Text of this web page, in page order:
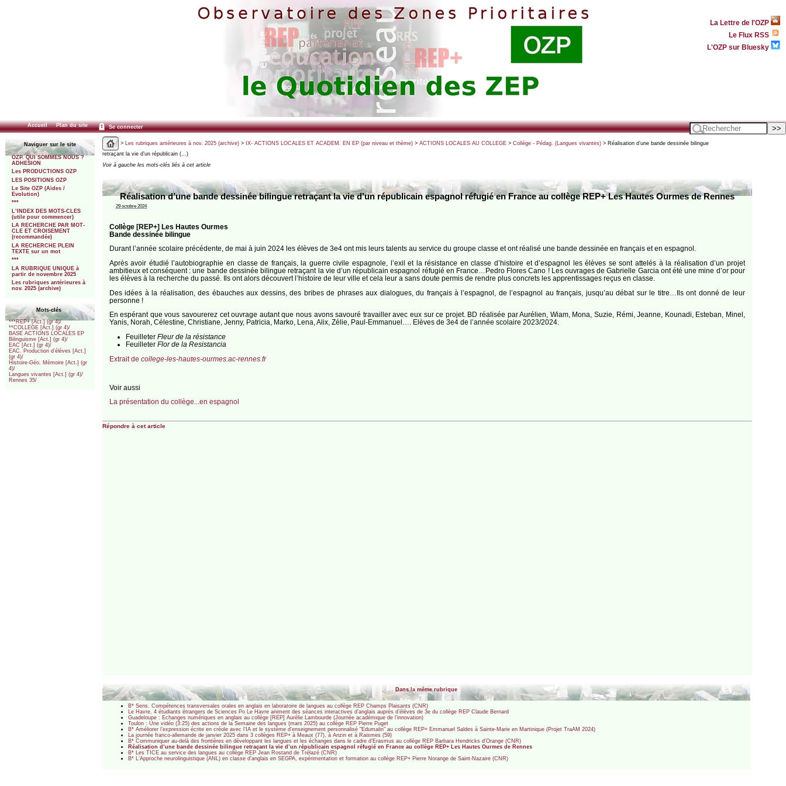
La Lettre de l'OZP
Le Flux RSS
L'OZP sur Bluesky
Accueil Plan du site Se connecter
Naviguer sur le site
OZP. QUI SOMMES NOUS ?
ADHESION
Les PRODUCTIONS OZP
LES POSITIONS OZP
Le Site OZP (Aides /
Evolution)
***
L’INDEX DES MOTS-CLES
(utile pour commencer)
LA RECHERCHE PAR MOT-
CLE ET CROISEMENT
(recommandée)
LA RECHERCHE PLEIN
TEXTE sur un mot
***
LA RUBRIQUE UNIQUE à
partir de novembre 2025
Les rubriques antérieures à
nov. 2025 (archive)
Mots-clés
***REP+ [Act.] (gr 4)/
**COLLEGE [Act.] (gr 4)/
BASE ACTIONS LOCALES EP
Bilinguisme [Act.] (gr 4)/
EAC [Act.] (gr 4)/
EAC. Production d’élèves [Act.]
(gr 4)/
Histoire-Géo, Mémoire [Act.] (gr
4)/
Langues vivantes [Act.] (gr 4)/
Rennes 35/
> Les rubriques antérieures à nov. 2025 (archive)> IX- ACTIONS LOCALES ET ACADEM. EN EP (par niveau et thème)> ACTIONS LOCALES AU COLLEGE> Collège - Pédag. (Langues vivantes)> Réalisation d’une bande dessinée bilingue
retraçant la vie d’un républicain (…)
Voir à gauche les mots-clés liés à cet article
Réalisation d’une bande dessinée bilingue retraçant la vie d’un républicain espagnol réfugié en France au collège REP+ Les Hautes Ourmes de Rennes
29 octobre 2024
Collège [REP+] Les Hautes Ourmes
Bande dessinée bilingue
Durant l’année scolaire précédente, de mai à juin 2024 les élèves de 3e4 ont mis leurs talents au service du groupe classe et ont réalisé une bande dessinée en français et en espagnol.
Après avoir étudié l’autobiographie en classe de français, la guerre civile espagnole, l’exil et la résistance en classe d’histoire et d’espagnol les élèves se sont attelés à la réalisation d’un projet
ambitieux et conséquent : une bande dessinée bilingue retraçant la vie d’un républicain espagnol réfugié en France…Pedro Flores Cano ! Les ouvrages de Gabrielle Garcia ont été une mine d’or pour
les élèves à la recherche du passé. Ils ont alors découvert l’histoire de leur ville et cela leur a sans doute permis de rendre plus concrets les apprentissages reçus en classe.
Des idées à la réalisation, des ébauches aux dessins, des bribes de phrases aux dialogues, du français à l’espagnol, de l’espagnol au français, jusqu’au débat sur le titre…Ils ont donné de leur
personne !
En espérant que vous savourerez cet ouvrage autant que nous avons savouré travailler avec eux sur ce projet. BD réalisée par Aurélien, Wiam, Mona, Suzie, Rémi, Jeanne, Kounadi, Esteban, Minel,
Yanis, Norah, Célestine, Christiane, Jenny, Patricia, Marko, Lena, Alix, Zélie, Paul-Emmanuel…. Elèves de 3e4 de l’année scolaire 2023/2024.
Feuilleter Fleur de la résistance
Feuilleter Flor de la Resistancia
Extrait de college-les-hautes-ourmes.ac-rennes.fr
Voir aussi
La présentation du collège...en espagnol
Répondre à cet article
Dans la même rubrique
B* Sens. Compétences transversales orales en anglais en laboratoire de langues au collège REP Champs Plaisants (CNR)
Le Havre. 4 étudiants étrangers de Sciences Po Le Havre animent des séances interactives d’anglais auprès d’élèves de 3e du collège REP Claude Bernard
Guadeloupe : Echanges numériques en anglais au collège [REP] Aurélie Lambourde (Journée académique de l’innovation)
Toulon : Une vidéo (3:25) des actions de la Semaine des langues (mars 2025) au collège REP Pierre Puget
B* Améliorer l’expression écrite en créole avec l’IA et le système d’enseignement personnalisé "Edumalin" au collège REP+ Emmanuel Saldes à Sainte-Marie en Martinique (Projet TraAM 2024)
La journée franco-allemande de janvier 2025 dans 3 collèges REP+ à Meaux (77), à Anzin et à Raismes (59)
B* Communiquer au-delà des frontières en développant les langues et les échanges dans le cadre d’Erasmus au collège REP Barbara Hendricks d’Orange (CNR)
Réalisation d’une bande dessinée bilingue retraçant la vie d’un républicain espagnol réfugié en France au collège REP+ Les Hautes Ourmes de Rennes
B* Les TICE au service des langues au collège REP Jean Rostand de Trélazé (CNR)
B* L’Approche neurolinguistique (ANL) en classe d’anglais en SEGPA, expérimentation et formation au collège REP+ Pierre Norange de Saint-Nazaire (CNR)